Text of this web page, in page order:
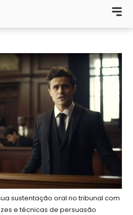
sustentação oral no tribunal com
e técnicas de persuasão